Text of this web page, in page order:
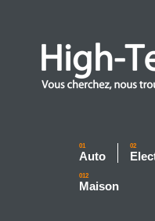
01
Auto
02
012
Maison